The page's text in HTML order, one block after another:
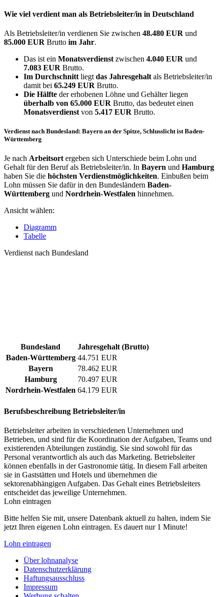
Wie viel verdient man als Betriebsleiter/in in Deutschland
Als Betriebsleiter/in verdienen Sie zwischen 48.480 EUR und
85.000 EUR Brutto im Jahr.
Das ist ein Monatsverdienst zwischen 4.040 EUR und
7.083 EUR Brutto.
Im Durchschnitt liegt das Jahresgehalt als Betriebsleiter/in
damit bei 65.249 EUR Brutto.
Die Hälfte der erhobenen Löhne und Gehälter liegen
überhalb von 65.000 EUR Brutto, das bedeutet einen
Monatsverdienst von 5.417 EUR Brutto.
Verdienst nach Bundesland: Bayern an der Spitze, Schlusslicht ist Baden-
Württemberg
Je nach Arbeitsort ergeben sich Unterschiede beim Lohn und
Gehalt für den Beruf als Betriebsleiter/in. In Bayern und Hamburg
haben Sie die höchsten Verdienstmöglichkeiten. Einbußen beim
Lohn müssen Sie dafür in den Bundesländern Baden-
Württemberg und Nordrhein-Westfalen hinnehmen.
Ansicht wählen:
Diagramm
Tabelle
Verdienst nach Bundesland
Bundesland
Jahresgehalt (Brutto)
Baden-Württemberg 44.751 EUR
Bayern
78.462 EUR
Hamburg
70.497 EUR
Nordrhein-Westfalen 64.179 EUR
Berufsbeschreibung Betriebsleiter/in
Betriebsleiter arbeiten in verschiedenen Unternehmen und
Betrieben, und sind für die Koordination der Aufgaben, Teams und
existierenden Abteilungen zuständig. Sie sind sowohl für das
Personal verantwortlich als auch das Marketing. Betriebsleiter
können ebenfalls in der Gastronomie tätig. In diesem Fall arbeiten
sie in Gaststätten und Hotels und übernehmen die
sektorenabhängigen Aufgaben. Das Gehalt eines Betriebsleiters
entscheidet das jeweilige Unternehmen.
Lohn eintragen
Bitte helfen Sie mit, unsere Datenbank aktuell zu halten, indem Sie
jetzt Ihren eigenen Lohn eintragen. Es dauert nur 1 Minute!
Lohn eintragen
Über lohnanalyse
Datenschutzerklärung
Haftungsausschluss
Impressum